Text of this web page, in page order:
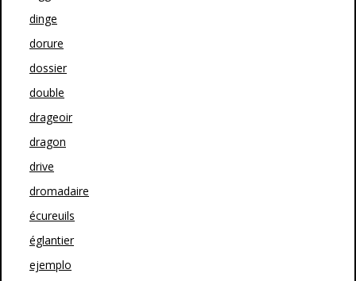
dinge
dorure
dossier
double
drageoir
dragon
drive
dromadaire
écureuils
églantier
ejemplo